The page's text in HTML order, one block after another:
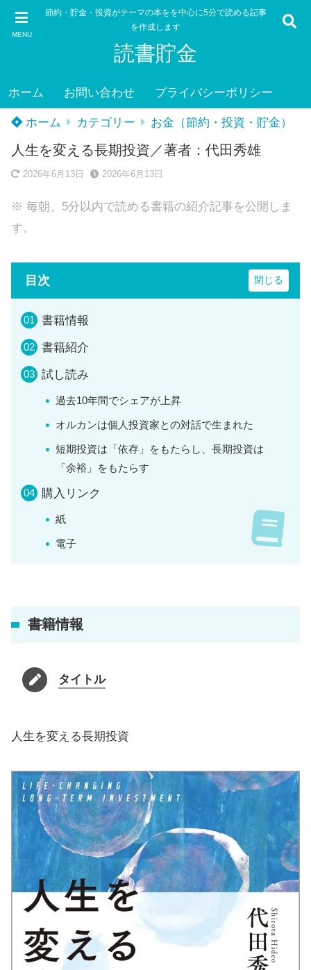
MENU
節約・貯金・投資がテーマの本をを中心に5分で読める記事
を作成します
読書貯金
ホーム お問い合わせ プライバシーポリシー
ホーム カテゴリー お金（節約・投資・貯金）
人生を変える長期投資／著者：代田秀雄
2026年6月13日 2026年6月13日
※ 毎朝、5分以内で読める書籍の紹介記事を公開しま
す。
目次
書籍情報
書籍紹介
試し読み
過去10年間でシェアが上昇
オルカンは個人投資家との対話で生まれた
短期投資は「依存」をもたらし、長期投資は
「余裕」をもたらす
購入リンク
紙
電子
書籍情報
タイトル
人生を変える長期投資